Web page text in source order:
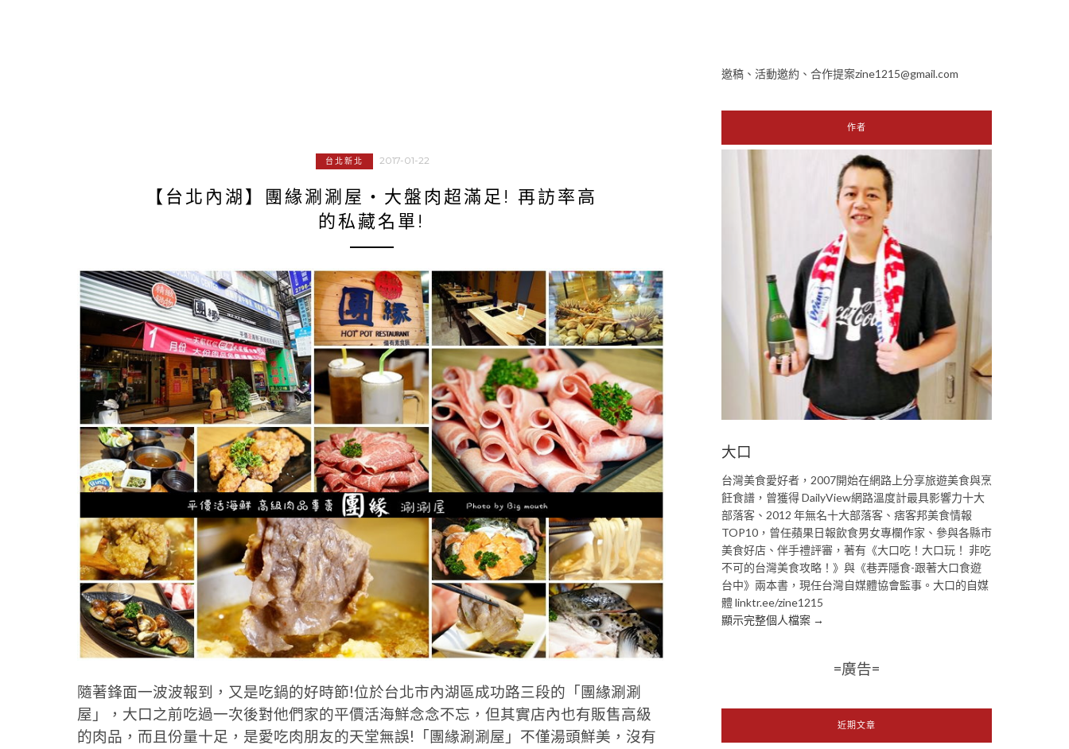
台北新北 2017-01-22
【台北內湖】團緣涮涮屋‧大盤肉超滿足! 再訪率高
的私藏名單!
隨著鋒面一波波報到，又是吃鍋的好時節!位於台北市內湖區成功路三段的「團緣涮涮
屋」，大口之前吃過一次後對他們家的平價活海鮮念念不忘，但其實店內也有販售高級
的肉品，而且份量十足，是愛吃肉朋友的天堂無誤!「團緣涮涮屋」不僅湯頭鮮美，沒有
邀稿、活動邀約、合作提案zine1215@gmail.com
作者
大口
台灣美食愛好者，2007開始在網路上分享旅遊美食與烹
飪食譜，曾獲得 DailyView網路溫度計最具影響力十大
部落客、2012 年無名十大部落客、痞客邦美食情報
TOP10，曾任蘋果日報飲食男女專欄作家、參與各縣市
美食好店、伴手禮評審，著有《大口吃！大口玩！ 非吃
不可的台灣美食攻略！》與《巷弄隱食-跟著大口食遊
台中》兩本書，現任台灣自媒體協會監事。大口的自媒
體 linktr.ee/zine1215
顯示完整個人檔案 →
=廣告=
近期文章